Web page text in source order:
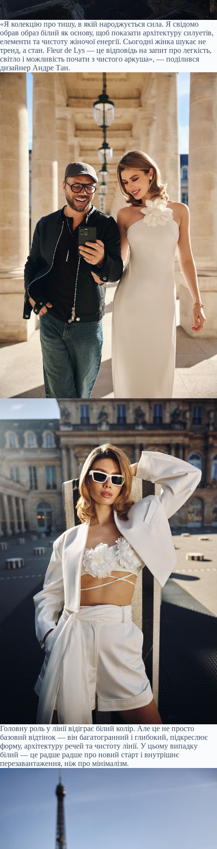
«Я колекцію про тишу, в якій народжується сила. Я свідомо
обрав образ білий як основу, щоб показати архітектуру силуетів,
елементи та чистоту жіночої енергії. Сьогодні жінка шукає не
тренд, а стан. Fleur de Lys — це відповідь на запит про легкість,
світло і можливість почати з чистого аркуша», — поділився
дизайнер Андре Тан.
Головну роль у лінії відіграє білий колір. Але це не просто
базовий відтінок — він багатогранний і глибокий, підкреслює
форму, архітектуру речей та чистоту лінії. У цьому випадку
білий — це радше радше про новий старт і внутрішнє
перезавантаження, ніж про мінімалізм.